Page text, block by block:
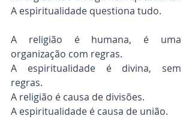
A espiritualidade questiona tudo.
A religião é humana, é uma
organização com regras.
A espiritualidade é divina, sem
regras.
A religião é causa de divisões.
A espiritualidade é causa de união.